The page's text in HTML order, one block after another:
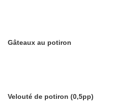
Gâteaux au potiron
Velouté de potiron (0,5pp)